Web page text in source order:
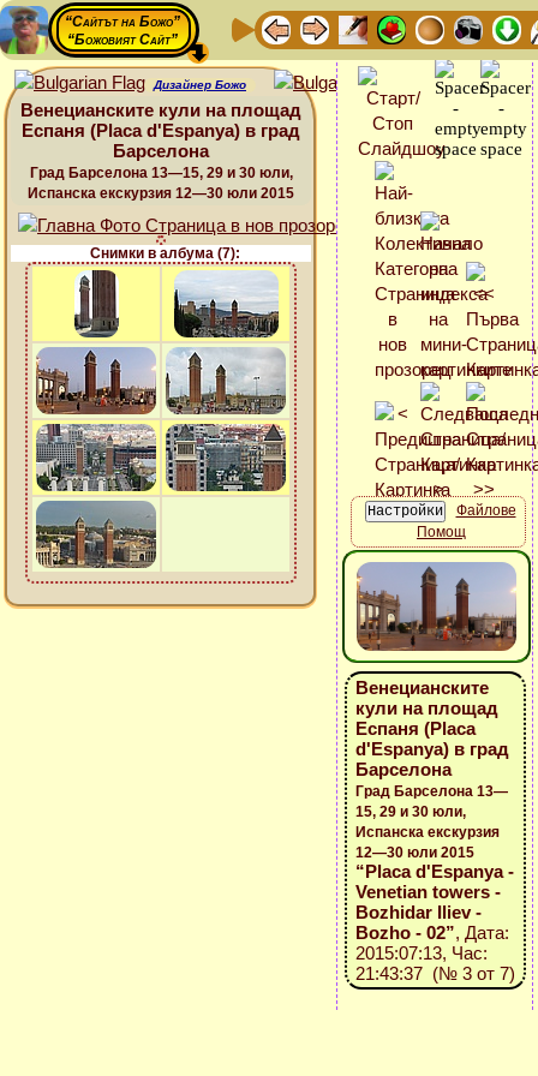
“Сайтът на Божо”
“Божовият Сайт”
Дизайнер Божо
Венецианските кули на площад
Еспаня (Placa d'Espanya) в град
Барселона
Град Барселона 13—15, 29 и 30 юли,
Испанска екскурзия 12—30 юли 2015
Снимки в албума (7):
Файлове
Помощ
Венецианските
кули на площад
Еспаня (Placa
d'Espanya) в град
Барселона
Град Барселона 13—
15, 29 и 30 юли,
Испанска екскурзия
12—30 юли 2015
“Placa d'Espanya -
Venetian towers -
Bozhidar Iliev -
Bozho - 02”, Дата:
2015:07:13, Час:
21:43:37 (№ 3 от 7)